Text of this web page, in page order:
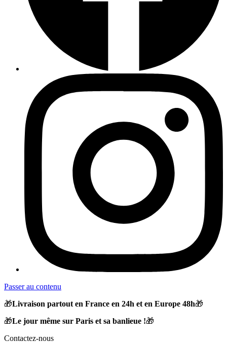
Passer au contenu
🎁Livraison partout en France en 24h et en Europe 48h🎁
🎁Le jour même sur Paris et sa banlieue !🎁
Contactez-nous